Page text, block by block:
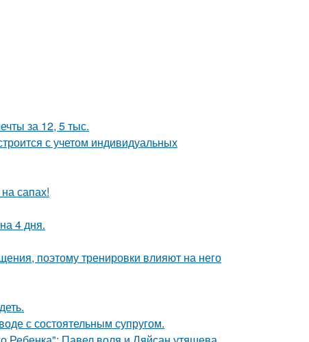
за 12, 5 тыс.
с учетом индивидуальных
сапах!
4 дня.
поэтому тренировки влияют на него
с состоятельным супругом.